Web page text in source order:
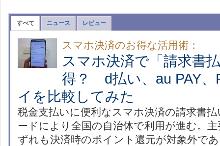
すべて ニュース レビュー
スマホ決済のお得な活用術：
スマホ決済で「請求書
得？ d払い、au PAY、
イを比較してみた
税金支払いに便利なスマホ決済の請求書
ードにより全国の自治体で利用が進む。
ずれも決済時のポイント還元が対象外で